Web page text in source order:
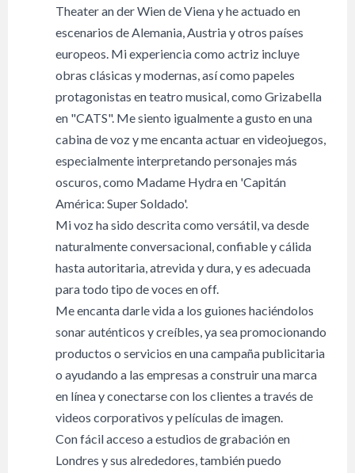
Theater an der Wien de Viena y he actuado en
escenarios de Alemania, Austria y otros países
europeos. Mi experiencia como actriz incluye
obras clásicas y modernas, así como papeles
protagonistas en teatro musical, como Grizabella
en "CATS". Me siento igualmente a gusto en una
cabina de voz y me encanta actuar en videojuegos,
especialmente interpretando personajes más
oscuros, como Madame Hydra en 'Capitán
América: Super Soldado'.
Mi voz ha sido descrita como versátil, va desde
naturalmente conversacional, confiable y cálida
hasta autoritaria, atrevida y dura, y es adecuada
para todo tipo de voces en off.
Me encanta darle vida a los guiones haciéndolos
sonar auténticos y creíbles, ya sea promocionando
productos o servicios en una campaña publicitaria
o ayudando a las empresas a construir una marca
en línea y conectarse con los clientes a través de
videos corporativos y películas de imagen.
Con fácil acceso a estudios de grabación en
Londres y sus alrededores, también puedo